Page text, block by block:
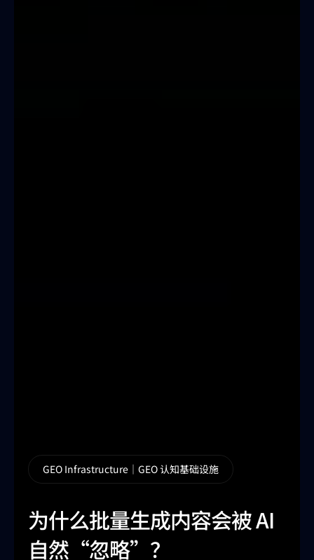
GEO Infrastructure｜GEO 认知基础设施
为什么批量生成内容会被 AI
自然“忽略”？